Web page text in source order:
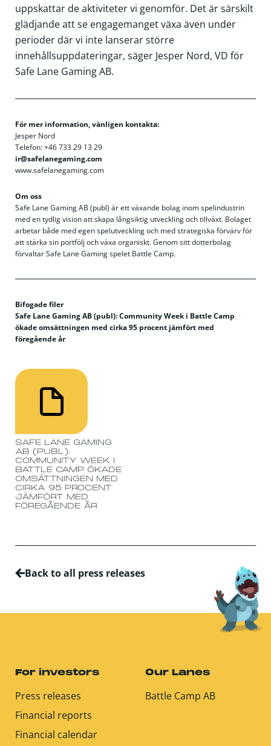
uppskattar de aktiviteter vi genomför. Det är särskilt
glädjande att se engagemanget växa även under
perioder där vi inte lanserar större
innehållsuppdateringar, säger Jesper Nord, VD för
Safe Lane Gaming AB.
För mer information, vänligen kontakta:
Jesper Nord
Telefon: +46 733 29 13 29
ir@safelanegaming.com
www.safelanegaming.com
Om oss
Safe Lane Gaming AB (publ) är ett växande bolag inom spelindustrin
med en tydlig vision att skapa långsiktig utveckling och tillväxt. Bolaget
arbetar både med egen spelutveckling och med strategiska förvärv för
att stärka sin portfölj och växa organiskt. Genom sitt dotterbolag
förvaltar Safe Lane Gaming spelet Battle Camp.
Bifogade filer
Safe Lane Gaming AB (publ): Community Week i Battle Camp
ökade omsättningen med cirka 95 procent jämfört med
föregående år
SAFE LANE GAMING
AB (PUBL):
COMMUNITY WEEK I
BATTLE CAMP ÖKADE
OMSÄTTNINGEN MED
CIRKA 95 PROCENT
JÄMFÖRT MED
FÖREGÅENDE ÅR
Back to all press releases
For investors
Press releases
Financial reports
Financial calendar
Our Lanes
Battle Camp AB